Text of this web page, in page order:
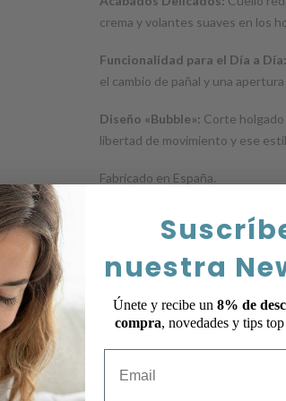
crema y volantes suaves en los
Funcionalidad para el Día a Día:
el cambio de pañal y una
Diseño «Bubble»: Corte
libertad de movimiento y ese
Fabricado en España.
nuestra
Únete y recibe un 8% de
compra, novedades y tips